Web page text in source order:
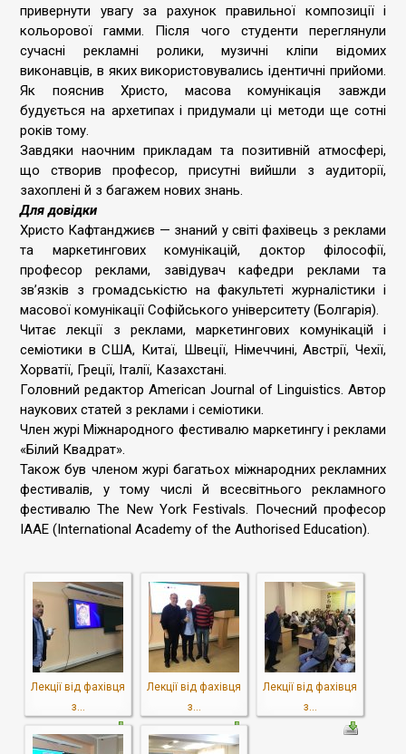
привернути увагу за рахунок правильної композиції і
кольорової гамми. Після чого студенти переглянули
сучасні рекламні ролики, музичні кліпи відомих
виконавців, в яких використовувались ідентичні прийоми.
Як пояснив Христо, масова комунікація завжди
будується на архетипах і придумали ці методи ще сотні
років тому.
Завдяки наочним прикладам та позитивній атмосфері,
що створив професор, присутні вийшли з аудиторії,
захоплені й з багажем нових знань.
Для довідки
Христо Кафтанджиєв — знаний у світі фахівець з реклами
та маркетингових комунікацій, доктор філософії,
професор реклами, завідувач кафедри реклами та
зв’язків з громадськістю на факультеті журналістики і
масової комунікації Софійського університету (Болгарія).
Читає лекції з реклами, маркетингових комунікацій і
семіотики в США, Китаї, Швеції, Німеччині, Австрії, Чехії,
Хорватії, Греції, Італії, Казахстані.
Головний редактор American Journal of Linguistics. Автор
наукових статей з реклами і семіотики.
Член журі Міжнародного фестивалю маркетингу і реклами
«Білий Квадрат».
Також був членом журі багатьох міжнародних рекламних
фестивалів, у тому числі й всесвітнього рекламного
фестивалю The New York Festivals. Почесний професор
IАAЕ (International Academy of the Authorised Education).
Лекції від фахівця
з...
Лекції від фахівця
з...
Лекції від фахівця
з...